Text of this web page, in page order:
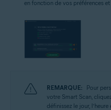
en fonction de vos préférences
REMARQUE:
Pour
votre Smart Scan,
définissez le jour,